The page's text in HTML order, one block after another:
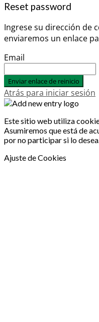
Reset password
Ingrese su dirección de
enviaremos un enlace
Email
Enviar enlace de reinicio
Atrás para iniciar sesión
Este sitio web utiliza
Asumiremos que está de
por no participar si lo desea.
Ajuste de Cookies